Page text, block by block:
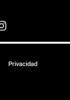
Privacidad